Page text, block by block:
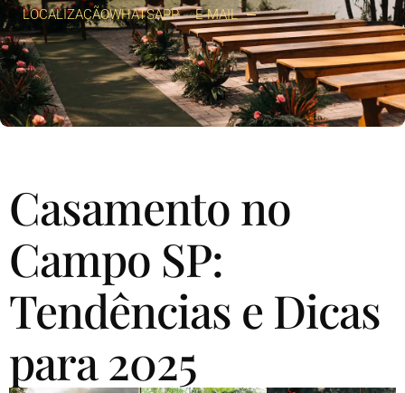
LOCALIZAÇÃOWHATSAPP E-MAIL
Casamento no
Campo SP:
Tendências e Dicas
para 2025